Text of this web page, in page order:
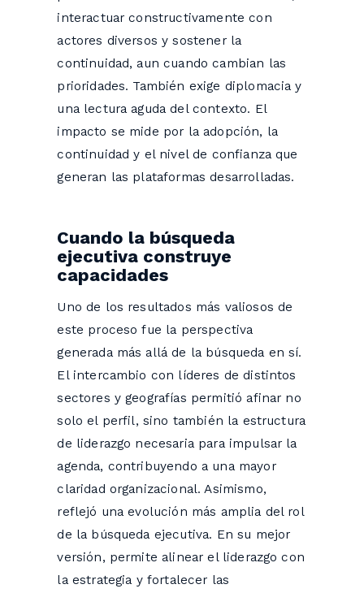
interactuar constructivamente con
actores diversos y sostener la
continuidad, aun cuando cambian las
prioridades. También exige diplomacia y
una lectura aguda del contexto. El
impacto se mide por la adopción, la
continuidad y el nivel de confianza que
generan las plataformas desarrolladas.
Cuando la búsqueda
ejecutiva construye
capacidades
Uno de los resultados más valiosos de
este proceso fue la perspectiva
generada más allá de la búsqueda en sí.
El intercambio con líderes de distintos
sectores y geografías permitió afinar no
solo el perfil, sino también la estructura
de liderazgo necesaria para impulsar la
agenda, contribuyendo a una mayor
claridad organizacional. Asimismo,
reflejó una evolución más amplia del rol
de la búsqueda ejecutiva. En su mejor
versión, permite alinear el liderazgo con
la estrategia y fortalecer las